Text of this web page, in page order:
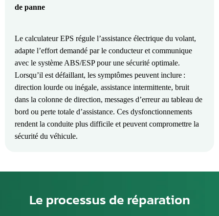
de panne
Le calculateur EPS régule l’assistance électrique du volant,
adapte l’effort demandé par le conducteur et communique
avec le système ABS/ESP pour une sécurité optimale.
Lorsqu’il est défaillant, les symptômes peuvent inclure :
direction lourde ou inégale, assistance intermittente, bruit
dans la colonne de direction, messages d’erreur au tableau de
bord ou perte totale d’assistance. Ces dysfonctionnements
rendent la conduite plus difficile et peuvent compromettre la
sécurité du véhicule.
Le processus de réparation